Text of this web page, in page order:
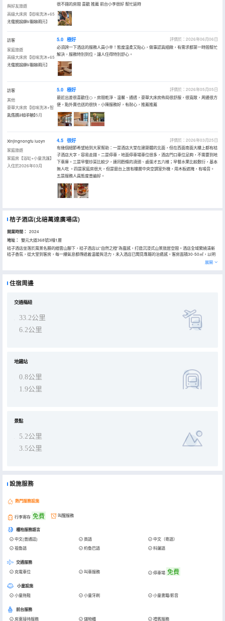
與好友旅遊
高級大床房【桔味洗沐+65
寸電視投屏+寬敞明亮】
入住於2026年06月
很不錯的房間 喜歡 推薦 前台小李很好 幫忙延時
訪客
家庭旅遊
高級大床房【桔味洗沐+65
寸電視投屏+寬敞明亮】
入住於2026年06月
5.0 極好
評價於：2026年06月06日
必須誇一下酒店的服務人員小辛！態度温柔又貼心，做事認真細緻，有需求都第一時間幫忙
解決，服務特別到位，讓人住得特別舒心。
訪客
其他
豪華大床房【桔味洗沐+智
能馬桶+桔子糖】
入住於2026年05月
5.0 極好
評價於：2026年05月05日
最近出差很喜歡住🍊，房間乾淨、温馨、通透，豪華大床房佈局很舒服，很寬敞，周邊很方
便，點外賣也送的很快，小陳服務好，有耐心，推薦推薦
Xinjingnongfu luoyn
家庭旅遊
家庭房【浴缸+小童洗護】
入住於2026年03月
4.5 很好
評價於：2026年03月25日
有幾個細節希望給到大家幫助：一是酒店大堂在建築體的北面，但在西面南面大樓上都有桔
子酒店大字，容易走錯。二是停車，地面停車場車位很多，酒店門口車位足夠，不需要到地
下車庫。三是早餐炒菜比較少，連同麪條的澆頭、鹵蛋才五六樣；早餐水果比較敷衍，基本
無人吃 。四是家庭房很大，但是窗台上放有樓層中央空調室外機，用木板遮掩，有噪音。
五是服務人員態度普遍好。
桔子酒店(北碚萬達廣場店)
開業時間： 2024
地址：
雙元大道368號3幢1層
桔子酒店坐落於風景名勝的縉雲山腳下，桔子酒店以“自然之橙”為靈感，打造沉浸式山景旅居空間。酒店全域縈繞清新
桔子香氛，從大堂到客房，每一縷氣息都傳遞着温暖與活力，未入酒店已聞見專屬的治癒感。客房面積30-50㎡，以明
快桔子色調鋪陳，智能設備覆蓋每個角落：智能控制燈光、窗簾、空調，電動馬桶、無線充電面板等細節提升旅居便捷
度為現代旅人打造科技感空間，搭配全景落地窗，將縉雲山四季流轉的山景框入畫中。24小時待命的智能配送機器人
山景，運動時彷彿與自然共呼吸；自助洗衣房配備桔子味洗衣液，讓衣物在清新中煥新，長住客人亦能感受家的舒適。
展開
住宿周邊
交通樞紐
33.2公里
6.2公里
地鐵站
0.8公里
1.9公里
景點
5.2公里
3.5公里
設施服務
熱門服務設施
行李寄存 免費 叫醒服務
櫃枱服務語言
中文(普通話) 英語
中文（粵語）
祖魯語
約魯巴語 科薩語
交通服務
充電車位 叫車服務 停車場 免費
小童設施
小童拖鞋 小童牙刷 小童書籍/影音
前台服務
房東接待服務 儲物櫃 禮賓服務